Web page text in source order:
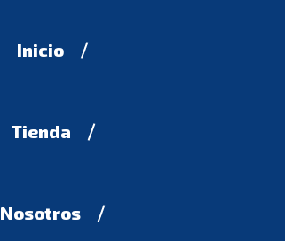
Inicio
Tienda
Nosotros